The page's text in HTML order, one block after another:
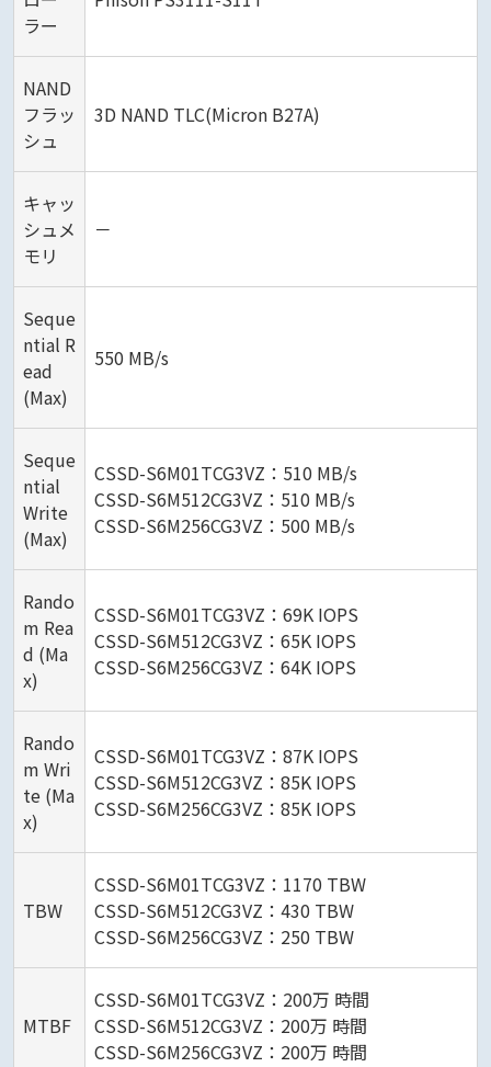
ラー
NAND
フラッ
シュ
3D NAND TLC(Micron B27A)
キャッ
シュメ
モリ
－
Seque
ntial R
ead
(Max)
550 MB/s
Seque
ntial
Write
(Max)
CSSD-S6M01TCG3VZ：510 MB/s
CSSD-S6M512CG3VZ：510 MB/s
CSSD-S6M256CG3VZ：500 MB/s
Rando
m Rea
d (Ma
x)
CSSD-S6M01TCG3VZ：69K IOPS
CSSD-S6M512CG3VZ：65K IOPS
CSSD-S6M256CG3VZ：64K IOPS
Rando
m Wri
te (Ma
x)
CSSD-S6M01TCG3VZ：87K IOPS
CSSD-S6M512CG3VZ：85K IOPS
CSSD-S6M256CG3VZ：85K IOPS
TBW
CSSD-S6M01TCG3VZ：1170 TBW
CSSD-S6M512CG3VZ：430 TBW
CSSD-S6M256CG3VZ：250 TBW
MTBF
CSSD-S6M01TCG3VZ：200万 時間
CSSD-S6M512CG3VZ：200万 時間
CSSD-S6M256CG3VZ：200万 時間